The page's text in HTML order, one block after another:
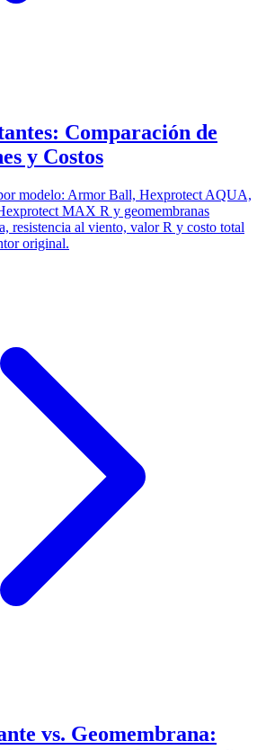
Comparación de
y Costos
modelo: Armor Ball, Hexprotect AQUA,
MAX R y geomembranas
resistencia al viento, valor R y costo total
original.
vs. Geomembrana: